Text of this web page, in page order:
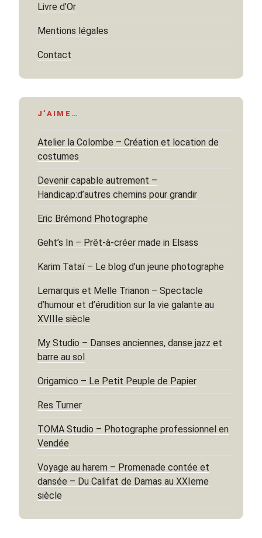
Livre d’Or
Mentions légales
Contact
J’AIME…
Atelier la Colombe – Création et location de
costumes
Devenir capable autrement –
Handicap:d’autres chemins pour grandir
Eric Brémond Photographe
Geht’s In – Prêt-à-créer made in Elsass
Karim Tataï – Le blog d’un jeune photographe
Lemarquis et Melle Trianon – Spectacle
d’humour et d’érudition sur la vie galante au
XVIIIe siècle
My Studio – Danses anciennes, danse jazz et
barre au sol
Origamico – Le Petit Peuple de Papier
Res Turner
TOMA Studio – Photographe professionnel en
Vendée
Voyage au harem – Promenade contée et
dansée – Du Califat de Damas au XXIeme
siècle